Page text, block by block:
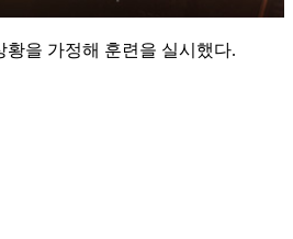
을 가정해 훈련을 실시했다.